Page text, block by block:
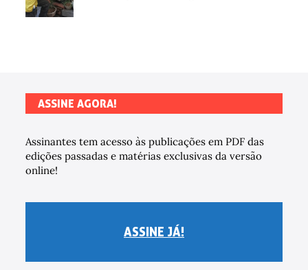
ASSINE AGORA!
Assinantes tem acesso às publicações em PDF das
edições passadas e matérias exclusivas da versão
online!
ASSINE JÁ!